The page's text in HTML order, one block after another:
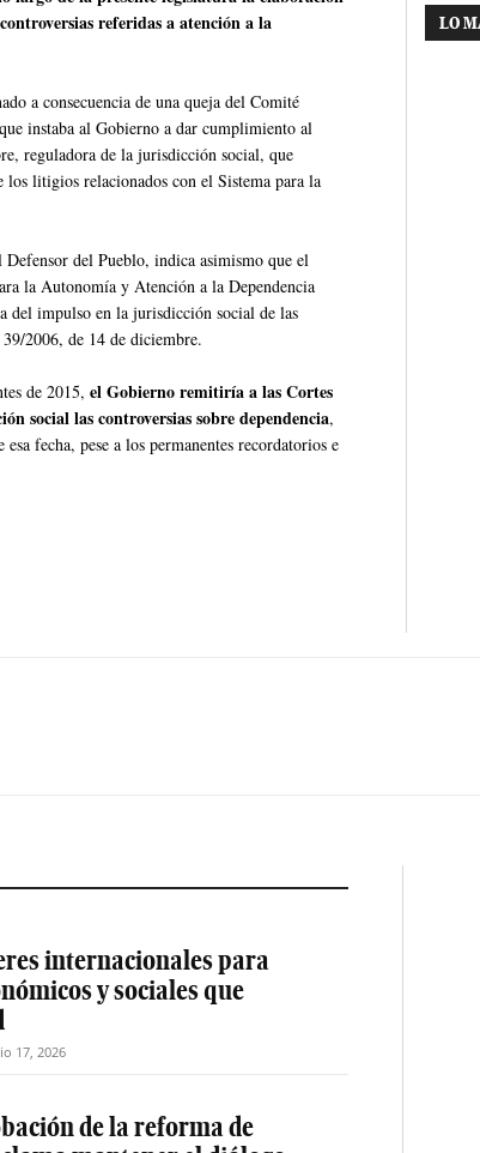
referidas a atención a la
a consecuencia de una queja del Comité
instaba al Gobierno a dar cumplimiento al
reguladora de la jurisdicción social, que
litigios relacionados con el Sistema para la
Defensor del Pueblo, indica asimismo que el
la Autonomía y Atención a la Dependencia
del impulso en la jurisdicción social de las
2006, de 14 de diciembre.
de 2015, el Gobierno remitiría a las Cortes
social las controversias sobre dependencia,
fecha, pese a los permanentes recordatorios e
LO
internacionales para
y sociales que
17, 2026
de la reforma de